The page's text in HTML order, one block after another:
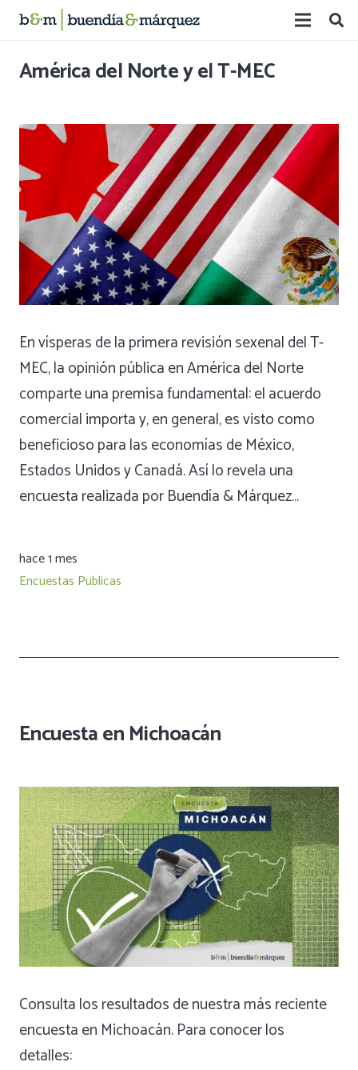
América del Norte y el T-MEC
En vísperas de la primera revisión sexenal del T-
MEC, la opinión pública en América del Norte
comparte una premisa fundamental: el acuerdo
comercial importa y, en general, es visto como
beneficioso para las economías de México,
Estados Unidos y Canadá. Así lo revela una
encuesta realizada por Buendía & Márquez…
hace 1 mes
Encuestas Publicas
Encuesta en Michoacán
Consulta los resultados de nuestra más reciente
encuesta en Michoacán. Para conocer los
detalles: